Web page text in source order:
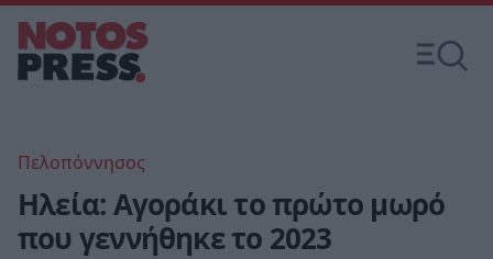
Πελοπόννησος
Ηλεία: Αγοράκι το πρώτο μωρό
που γεννήθηκε το 2023